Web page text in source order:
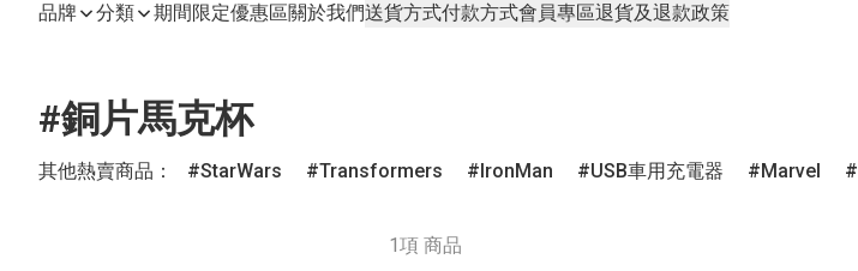
品牌 分類 期間限定優惠區關於我們送貨方式付款方式會員專區退貨及退款政策
#銅片馬克杯
其他熱賣商品： StarWars Transformers IronMan USB車用充電器 Marvel
1項 商品